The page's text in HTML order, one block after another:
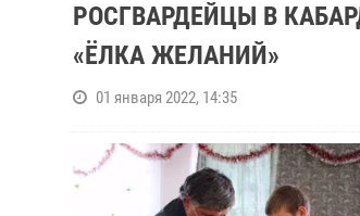
РОСГВАРДЕЙЦЫ В
«ЁЛКА ЖЕЛАНИЙ»
01 января 2022, 14:35